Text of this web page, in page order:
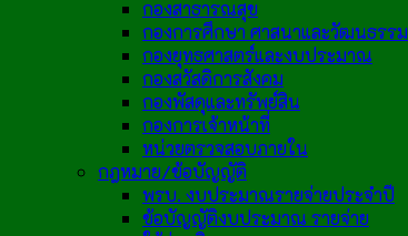
กองสาธารณสุข
กองการศึกษา ศาสนาและวัฒนธรรม
กองยุทธศาสตร์และงบประมาณ
กองสวัสดิการสังคม
กองพัสดุและทรัพย์สิน
กองการเจ้าหน้าที่
หน่วยตรวจสอบภายใน
กฎหมาย/ข้อบัญญัติ
พรบ. งบประมาณรายจ่ายประจำปี
ข้อบัญญัติงบประมาณ รายจ่าย